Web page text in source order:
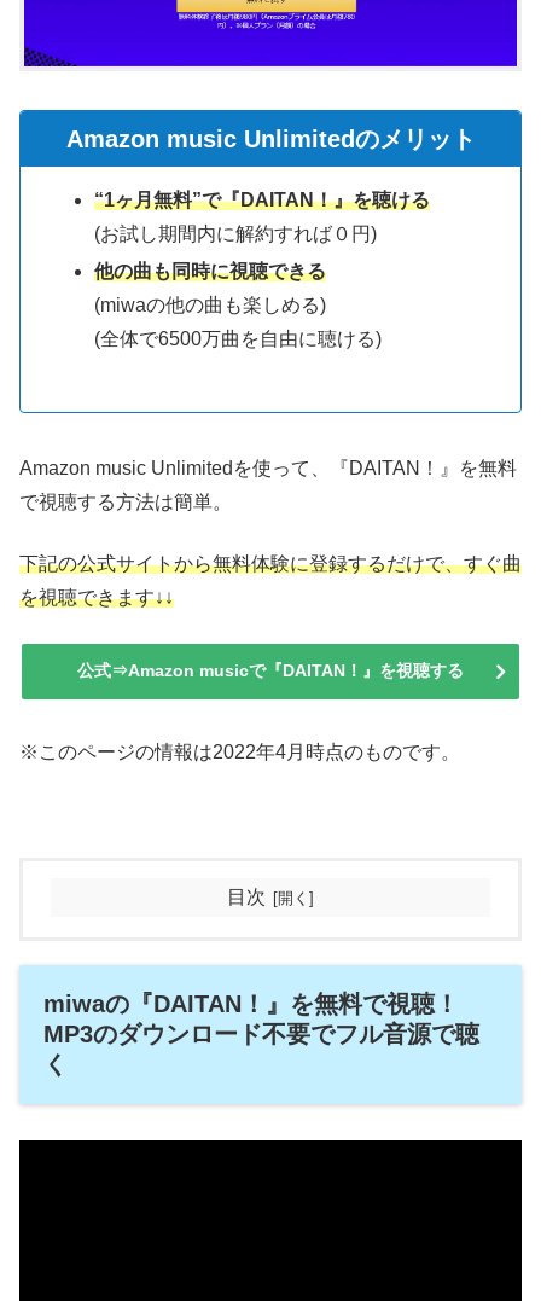
Amazon music Unlimitedのメリット
“1ヶ月無料”で『DAITAN！』を聴ける
(お試し期間内に解約すれば０円)
他の曲も同時に視聴できる
(miwaの他の曲も楽しめる)
(全体で6500万曲を自由に聴ける)
Amazon music Unlimitedを使って、『DAITAN！』を無料
で視聴する方法は簡単。
下記の公式サイトから無料体験に登録するだけで、すぐ曲
を視聴できます↓↓
公式⇒Amazon musicで『DAITAN！』を視聴する
※このページの情報は2022年4月時点のものです。
目次
miwaの『DAITAN！』を無料で視聴！
MP3のダウンロード不要でフル音源で聴
く